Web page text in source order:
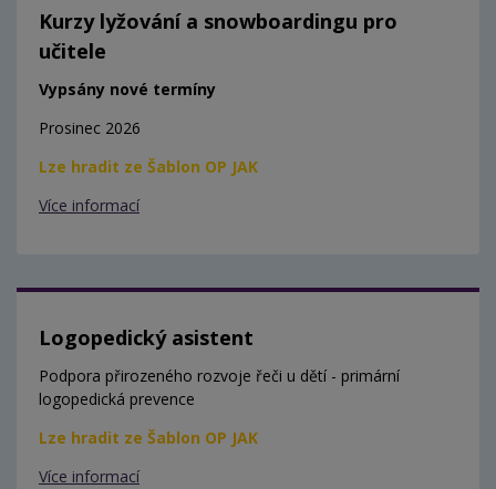
Kurzy lyžování a snowboardingu pro
učitele
Vypsány nové termíny
Prosinec 2026
Lze hradit ze Šablon OP JAK
Více informací
Logopedický asistent
Podpora přirozeného rozvoje řeči u dětí - primární
logopedická prevence
Lze hradit ze Šablon OP JAK
Více informací